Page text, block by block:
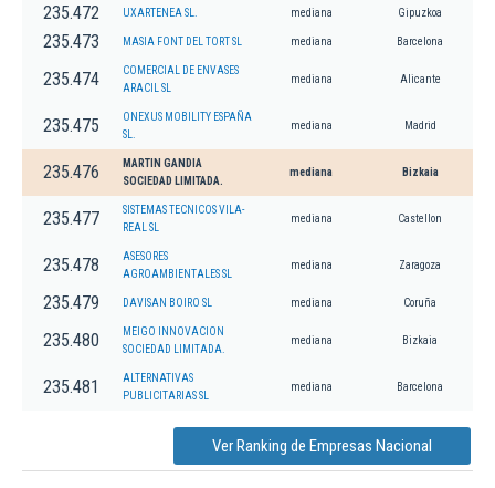
235.472 UXARTENEA SL. mediana Gipuzkoa
235.473 MASIA FONT DEL TORT SL mediana Barcelona
235.474
COMERCIAL DE ENVASES
ARACIL SL
mediana Alicante
235.475
ONEXUS MOBILITY ESPAÑA
SL.
mediana Madrid
235.476
MARTIN GANDIA
SOCIEDAD LIMITADA.
mediana Bizkaia
235.477
SISTEMAS TECNICOS VILA-
REAL SL
mediana Castellon
235.478
ASESORES
AGROAMBIENTALES SL
mediana Zaragoza
235.479 DAVISAN BOIRO SL mediana Coruña
235.480
MEIGO INNOVACION
SOCIEDAD LIMITADA.
mediana Bizkaia
235.481
ALTERNATIVAS
PUBLICITARIAS SL
mediana Barcelona
Ver Ranking de Empresas Nacional